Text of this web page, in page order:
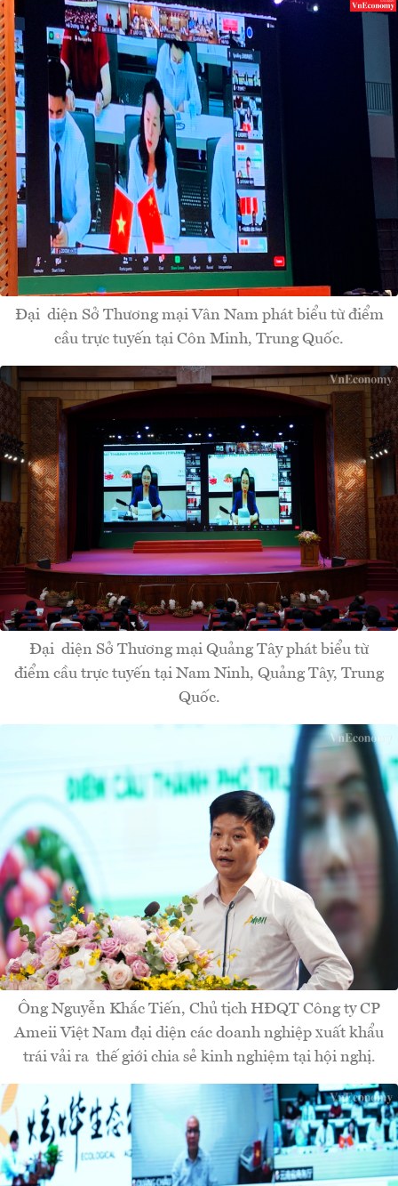
Đại diện Sở Thương mại Vân Nam phát biểu từ điểm
cầu trực tuyến tại Côn Minh, Trung Quốc.
Đại diện Sở Thương mại Quảng Tây phát biểu từ
điểm cầu trực tuyến tại Nam Ninh, Quảng Tây, Trung
Quốc.
Ông Nguyễn Khắc Tiến, Chủ tịch HĐQT Công ty CP
Ameii Việt Nam đại diện các doanh nghiệp xuất khẩu
trái vải ra thế giới chia sẻ kinh nghiệm tại hội nghị.